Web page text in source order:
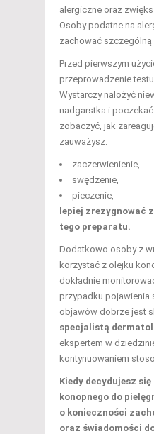
alergiczne oraz
Osoby podatne na
zachować szczególną
Przed pierwszym
przeprowadzenie
Wystarczy nałożyć
nadgarstka i
zobaczyć, jak
zauważysz:
zaczerwienienie,
swędzenie,
pieczenie,
lepiej zrezygnować
tego preparatu.
Dodatkowo osoby z
korzystać z olejku
dokładnie
przypadku pojawienia
objawów dobrze jest
specjalistą
ekspertem w
kontynuowaniem
Kiedy decydujesz
konopnego do
o konieczności
oraz świadomości